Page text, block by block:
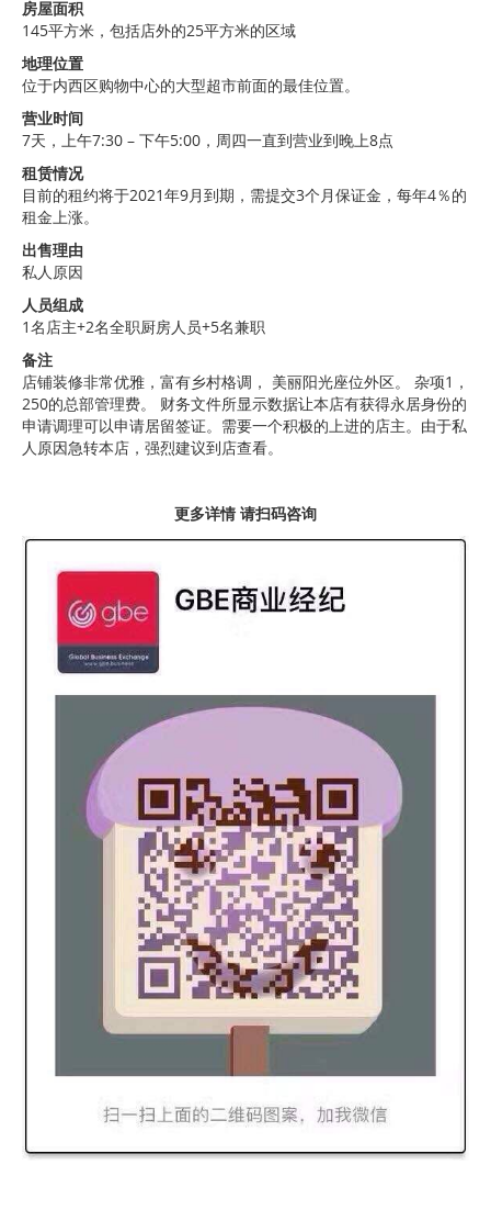
房屋面积
145平方米，包括店外的25平方米的区域
地理位置
位于内西区购物中心的大型超市前面的最佳位置。
营业时间
7天，上午7:30 – 下午5:00，周四一直到营业到晚上8点
租赁情况
目前的租约将于2021年9月到期，需提交3个月保证金，每年4％的
租金上涨。
出售理由
私人原因
人员组成
1名店主+2名全职厨房人员+5名兼职
备注
店铺装修非常优雅，富有乡村格调， 美丽阳光座位外区。 杂项1，
250的总部管理费。 财务文件所显示数据让本店有获得永居身份的
申请调理可以申请居留签证。需要一个积极的上进的店主。由于私
人原因急转本店，强烈建议到店查看。
更多详情 请扫码咨询